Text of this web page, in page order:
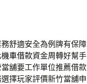
舒適安全為例牌有保障
車借款資金周轉好幫手
舖要工作單位推薦借款
擇玩家評價新竹當舖申